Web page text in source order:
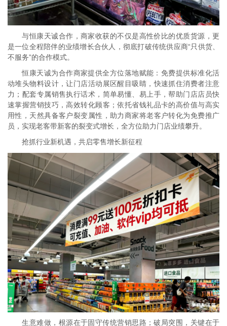
与恒康天诚合作，商家收获的不仅是高性价比的优质货源，更
是一位全程陪伴的业绩增长合伙人，彻底打破传统供应商“只供货、
不服务”的合作模式。
恒康天诚为合作商家提供全方位落地赋能：免费提供标准化活
动堆头物料设计，让门店活动展区醒目吸睛，快速抓住消费者注意
力；配套专属销售执行话术，简单易懂、易上手，帮助门店店员快
速掌握营销技巧，高效转化顾客；依托省钱礼品卡的高价值与高实
用性，天然具备客户裂变属性，助力商家将老客户转化为免费推广
员，实现老客带新客的裂变式增长，全方位助力门店业绩攀升。
抢抓行业新机遇，共启零售增长新征程
生意难做，根源在于固守传统营销思路；破局突围，关键在于